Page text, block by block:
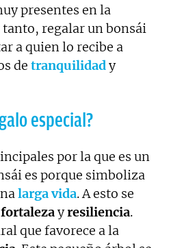
presentes en la
regalar un bonsái
a quien lo recibe a
de tranquilidady
especial?
por la que es un
es porque simboliza
larga vida. A esto se
fortalezayresiliencia.
que favorece a la